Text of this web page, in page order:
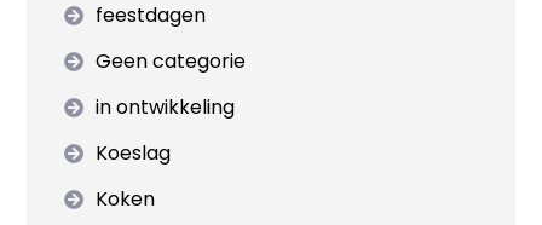
feestdagen
Geen categorie
in ontwikkeling
Koeslag
Koken